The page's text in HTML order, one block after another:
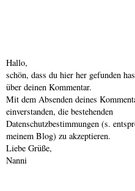
Hallo,
schön, dass du hier her gefunden
über deinen Kommentar.
Mit dem Absenden deines
einverstanden, die bestehenden
Datenschutzbestimmungen (s.
meinem Blog) zu akzeptieren.
Liebe Grüße,
Nanni